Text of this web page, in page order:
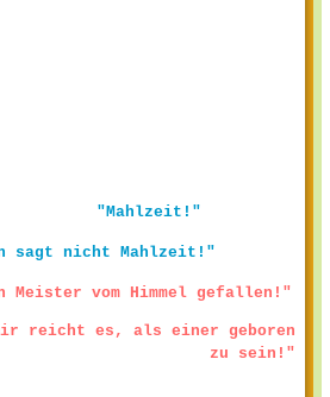
"Mahlzeit!"
sagt nicht Mahlzeit!"
vom Himmel gefallen!"
reicht es, als einer geboren
zu sein!"